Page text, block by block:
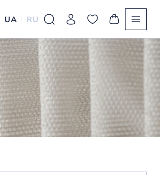
UA RU